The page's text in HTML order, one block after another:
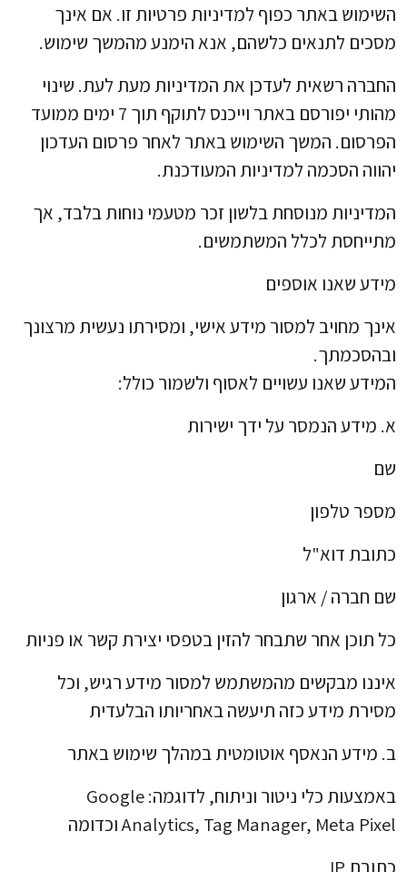
השימוש באתר כפוף למדיניות פרטיות זו. אם אינך
מסכים לתנאים כלשהם, אנא הימנע מהמשך שימוש.
החברה רשאית לעדכן את המדיניות מעת לעת. שינוי
מהותי יפורסם באתר וייכנס לתוקף תוך 7 ימים ממועד
הפרסום. המשך השימוש באתר לאחר פרסום העדכון
יהווה הסכמה למדיניות המעודכנת.
המדיניות מנוסחת בלשון זכר מטעמי נוחות בלבד, אך
מתייחסת לכלל המשתמשים.
מידע שאנו אוספים
אינך מחויב למסור מידע אישי, ומסירתו נעשית מרצונך
ובהסכמתך.
המידע שאנו עשויים לאסוף ולשמור כולל:
א. מידע הנמסר על ידך ישירות
שם
מספר טלפון
כתובת דוא"ל
שם חברה / ארגון
כל תוכן אחר שתבחר להזין בטפסי יצירת קשר או פניות
איננו מבקשים מהמשתמש למסור מידע רגיש, וכל
מסירת מידע כזה תיעשה באחריותו הבלעדית
ב. מידע הנאסף אוטומטית במהלך שימוש באתר
באמצעות כלי ניטור וניתוח, לדוגמה: Google
Analytics, Tag Manager, Meta Pixel וכדומה
כתובת IP